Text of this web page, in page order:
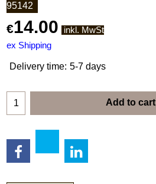
95142
€14.00
inkl. MwSt
ex Shipping
Delivery time: 5-7 days
Add to cart